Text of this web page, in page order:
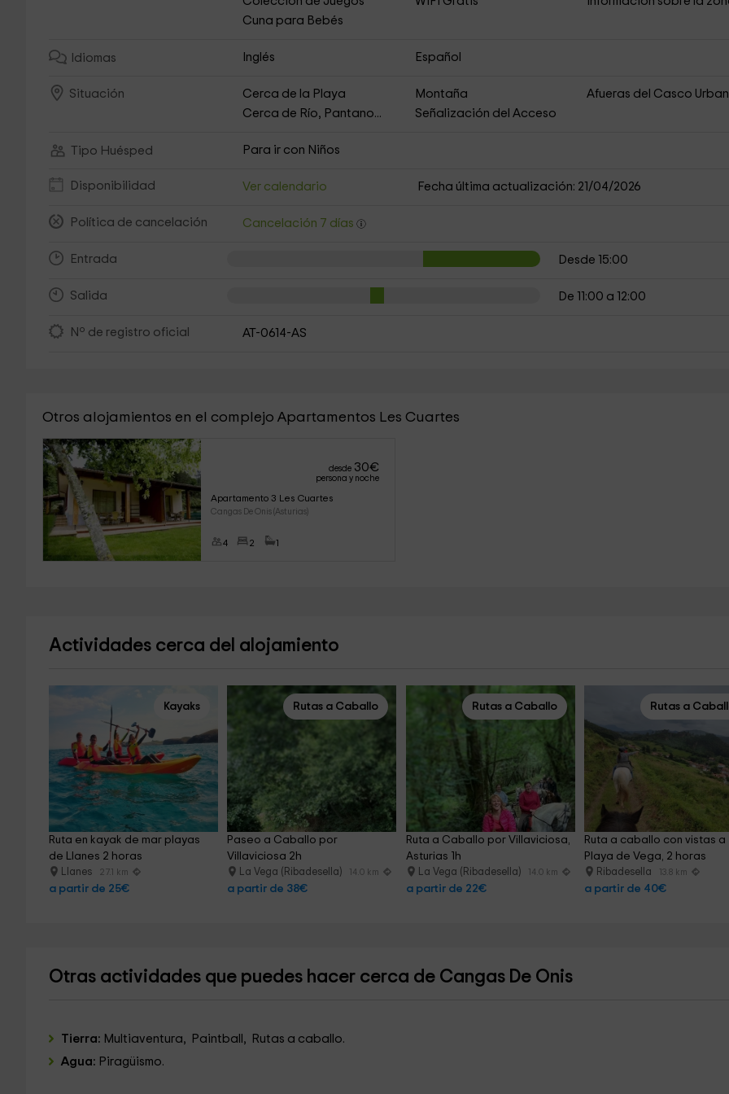
Cuna para Bebés
Idiomas Inglés Español
Situación Cerca de la Playa Montaña
Afueras del Casco
Cerca de Río, Pantano...
Señalización del Acceso
Tipo Huésped Para ir con Niños
Disponibilidad Ver calendario Fecha última actualización: 21/04/2026
Política de cancelación Cancelación 7 días
Entrada Desde 15:00
Salida De 11:00 a 12:00
Nº de registro oficial AT-0614-AS
Otros alojamientos en el complejo Apartamentos Les Cuartes
desde 30€
persona y noche
Apartamento 3 Les Cuartes
Cangas De Onis (Asturias)
4 2 1
Actividades cerca del alojamiento
Kayaks
Ruta en kayak de mar playas
de Llanes 2 horas
Llanes 27.1 km
a partir de 25€
Rutas a Caballo
Paseo a Caballo por
Villaviciosa 2h
La Vega (Ribadesella) 14.0 km
a partir de 38€
Rutas a Caballo
Ruta a Caballo por Villaviciosa,
Asturias 1h
La Vega (Ribadesella) 14.0 km
a partir de 22€
Rutas a
Ruta a caballo con vistas a
Playa de Vega, 2 horas
Ribadesella 13.8 km
a partir de 40€
Otras actividades que puedes hacer cerca de Cangas De Onis
Tierra: Multiaventura, Paintball, Rutas a caballo.
Agua: Piragüismo.